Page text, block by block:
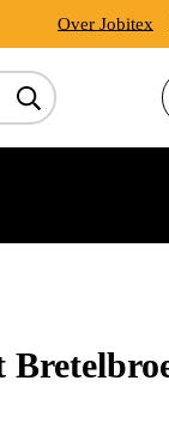
Over Jobitex